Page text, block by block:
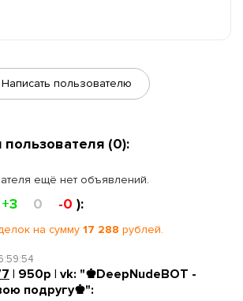
Написать пользователю
(0):
ещё нет объявлений.
+3 0 -0 ):
на сумму 17 288 рублей.
| 950р | vk: "♚DeepNudeBOT -
подругу♚":